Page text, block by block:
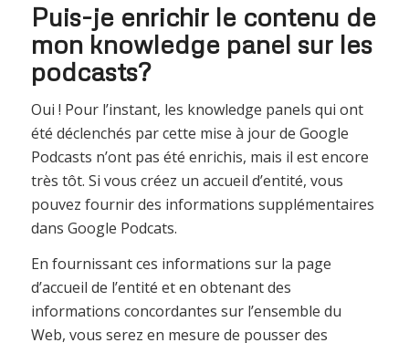
Puis-je enrichir le contenu de
mon knowledge panel sur les
podcasts?
Oui ! Pour l’instant, les knowledge panels qui ont
été déclenchés par cette mise à jour de Google
Podcasts n’ont pas été enrichis, mais il est encore
très tôt. Si vous créez un accueil d’entité, vous
pouvez fournir des informations supplémentaires
dans Google Podcats.
En fournissant ces informations sur la page
d’accueil de l’entité et en obtenant des
informations concordantes sur l’ensemble du
Web, vous serez en mesure de pousser des